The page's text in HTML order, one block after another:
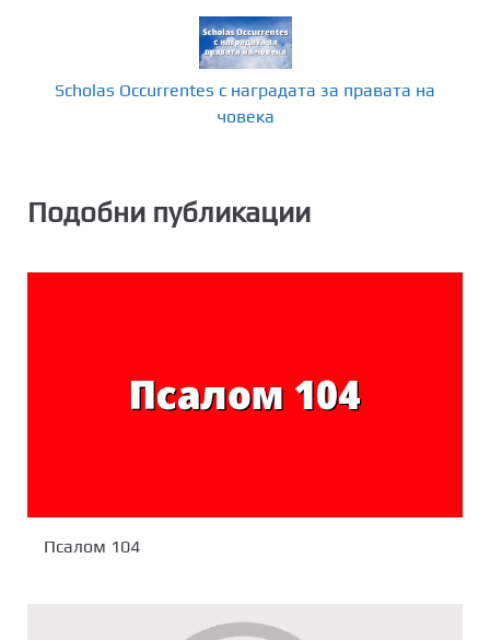
Scholas Occurrentes с наградата за правата на
човека
Подобни публикации
Псалом 104